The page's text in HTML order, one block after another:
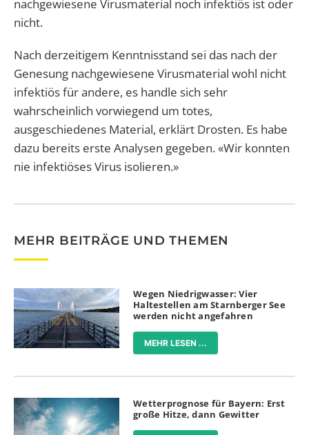
nachgewiesene Virusmaterial noch infektiös ist oder
nicht.
Nach derzeitigem Kenntnisstand sei das nach der
Genesung nachgewiesene Virusmaterial wohl nicht
infektiös für andere, es handle sich sehr
wahrscheinlich vorwiegend um totes,
ausgeschiedenes Material, erklärt Drosten. Es habe
dazu bereits erste Analysen gegeben. «Wir konnten
nie infektiöses Virus isolieren.»
MEHR BEITRÄGE UND THEMEN
Wegen Niedrigwasser: Vier
Haltestellen am Starnberger See
werden nicht angefahren
MEHR LESEN ...
Wetterprognose für Bayern: Erst
große Hitze, dann Gewitter